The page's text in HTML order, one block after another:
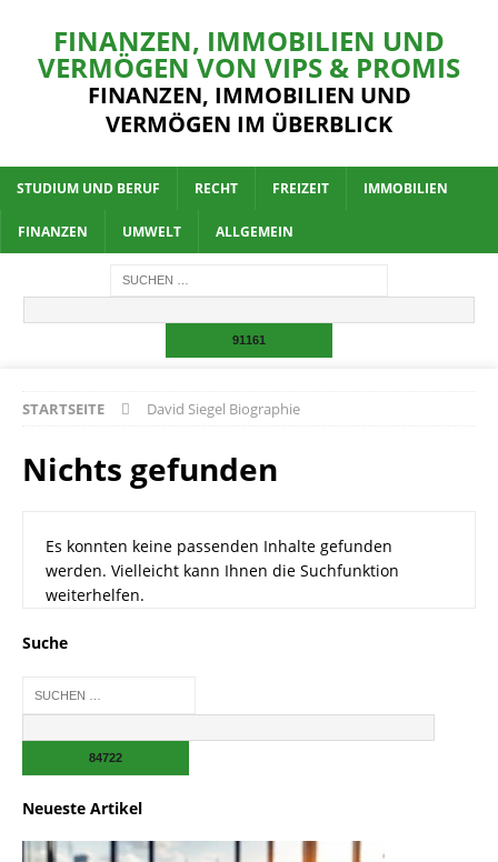
FINANZEN, IMMOBILIEN UND
VERMÖGEN VON VIPS & PROMIS
FINANZEN, IMMOBILIEN UND
VERMÖGEN IM ÜBERBLICK
STUDIUM UND BERUF RECHT FREIZEIT IMMOBILIEN
FINANZEN UMWELT ALLGEMEIN
STARTSEITE David Siegel Biographie
Nichts gefunden
Es konnten keine passenden Inhalte gefunden
werden. Vielleicht kann Ihnen die Suchfunktion
weiterhelfen.
Suche
Neueste Artikel